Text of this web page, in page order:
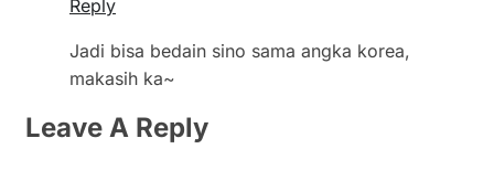
Reply
Jadi bisa bedain sino sama angka korea,
makasih ka~
Leave A Reply